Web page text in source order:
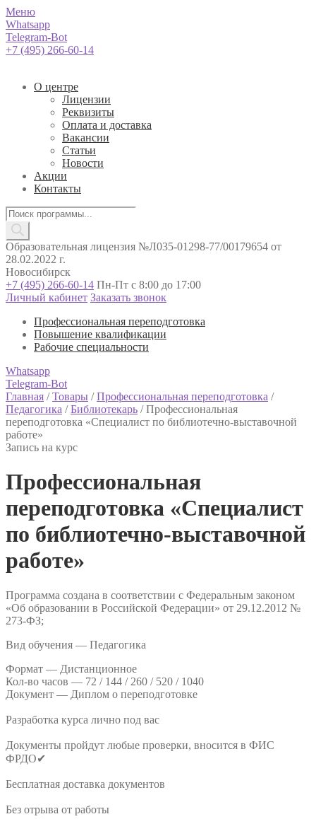
Меню
Whatsapp
Telegram-Bot
+7 (495) 266-60-14
О центре
Лицензии
Реквизиты
Оплата и доставка
Вакансии
Статьи
Новости
Акции
Контакты
Поиск
товаров
Образовательная лицензия №Л035-01298-77/00179654 от
28.02.2022 г.
Новосибирск
+7 (495) 266-60-14 Пн-Пт с 8:00 до 17:00
Личный кабинет Заказать звонок
Профессиональная переподготовка
Повышение квалификации
Рабочие специальности
Whatsapp
Telegram-Bot
Главная /Товары /Профессиональная переподготовка /
Педагогика /Библиотекарь /Профессиональная
переподготовка «Специалист по библиотечно-выставочной
работе»
Запись на курс
Профессиональная
переподготовка «Специалист
по библиотечно-выставочной
работе»
Программа создана в соответствии с Федеральным законом
«Об образовании в Российской Федерации» от 29.12.2012 №
273-ФЗ;
Вид обучения — Педагогика
Формат — Дистанционное
Кол-во часов — 72 / 144 / 260 / 520 / 1040
Документ — Диплом о переподготовке
Разработка курса лично под вас
Документы пройдут любые проверки, вносится в ФИС
ФРДО✔
Бесплатная доставка документов
Без отрыва от работы